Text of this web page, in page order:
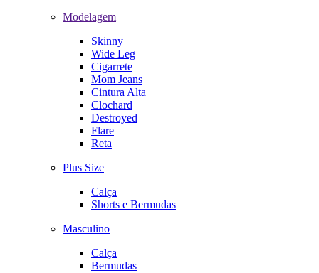
Modelagem
Skinny
Wide Leg
Cigarrete
Mom Jeans
Cintura Alta
Clochard
Destroyed
Flare
Reta
Plus Size
Calça
Shorts e Bermudas
Masculino
Calça
Bermudas